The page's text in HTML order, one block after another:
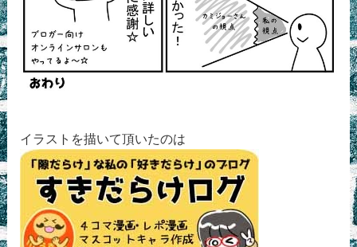
イラストを描いて頂いたのは